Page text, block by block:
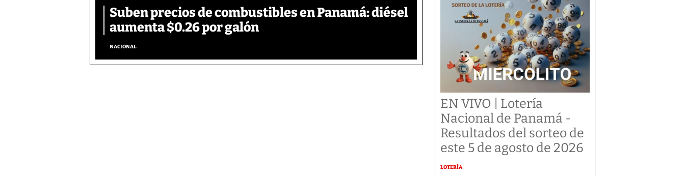
Suben precios de combustibles en Panamá: diésel
aumenta $0.26 por galón
NACIONAL
EN VIVO | Lotería
Nacional de Panamá -
Resultados del sorteo de
este 5 de agosto de 2026
LOTERÍA